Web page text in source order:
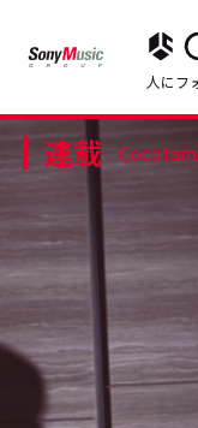
トップ Top
記事一覧
連載一覧
Cocotameとは
人にフ
連載